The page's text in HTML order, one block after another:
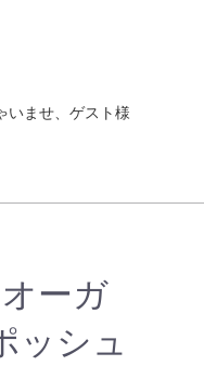
いませ、ゲスト様
ーガ
ッシュ